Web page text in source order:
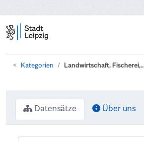
Kategorien Landwirtschaft,
Datensätze Über uns